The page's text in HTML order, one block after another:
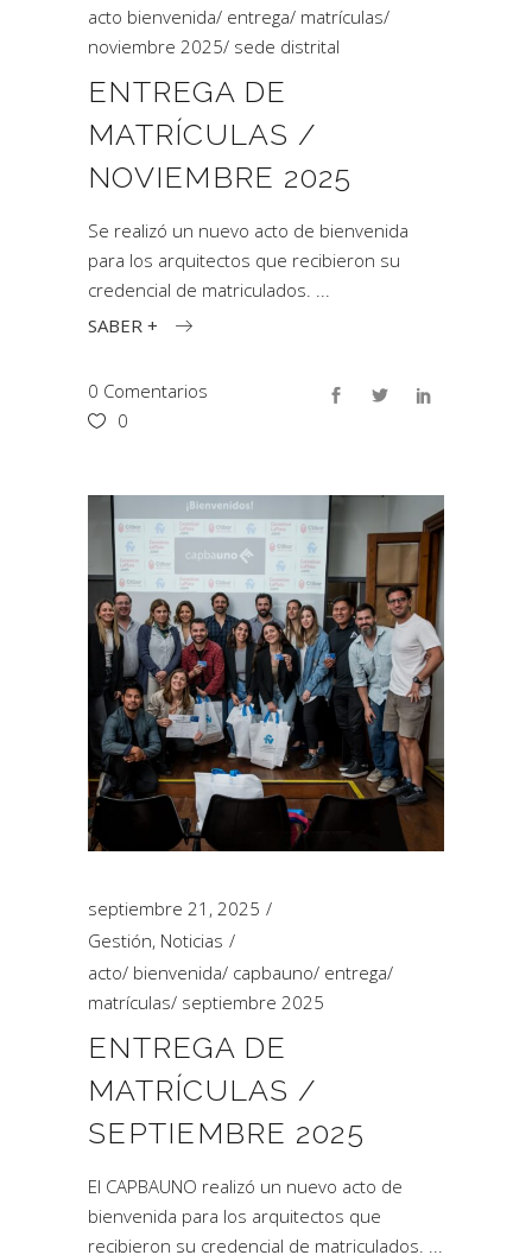
acto bienvenida/ entrega/ matrículas/
noviembre 2025/ sede distrital
ENTREGA DE
MATRÍCULAS /
NOVIEMBRE 2025
Se realizó un nuevo acto de bienvenida
para los arquitectos que recibieron su
credencial de matriculados.
SABER +
0 Comentarios
0
septiembre 21, 2025
Gestión, Noticias
acto/ bienvenida/ capbauno/ entrega/
matrículas/ septiembre 2025
ENTREGA DE
MATRÍCULAS /
SEPTIEMBRE 2025
El CAPBAUNO realizó un nuevo acto de
bienvenida para los arquitectos que
recibieron su credencial de matriculados.